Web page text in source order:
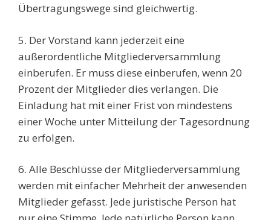
Übertragungswege sind gleichwertig.
5. Der Vorstand kann jederzeit eine
außerordentliche Mitgliederversammlung
einberufen. Er muss diese einberufen, wenn 20
Prozent der Mitglieder dies verlangen. Die
Einladung hat mit einer Frist von mindestens
einer Woche unter Mitteilung der Tagesordnung
zu erfolgen.
6. Alle Beschlüsse der Mitgliederversammlung
werden mit einfacher Mehrheit der anwesenden
Mitglieder gefasst. Jede juristische Person hat